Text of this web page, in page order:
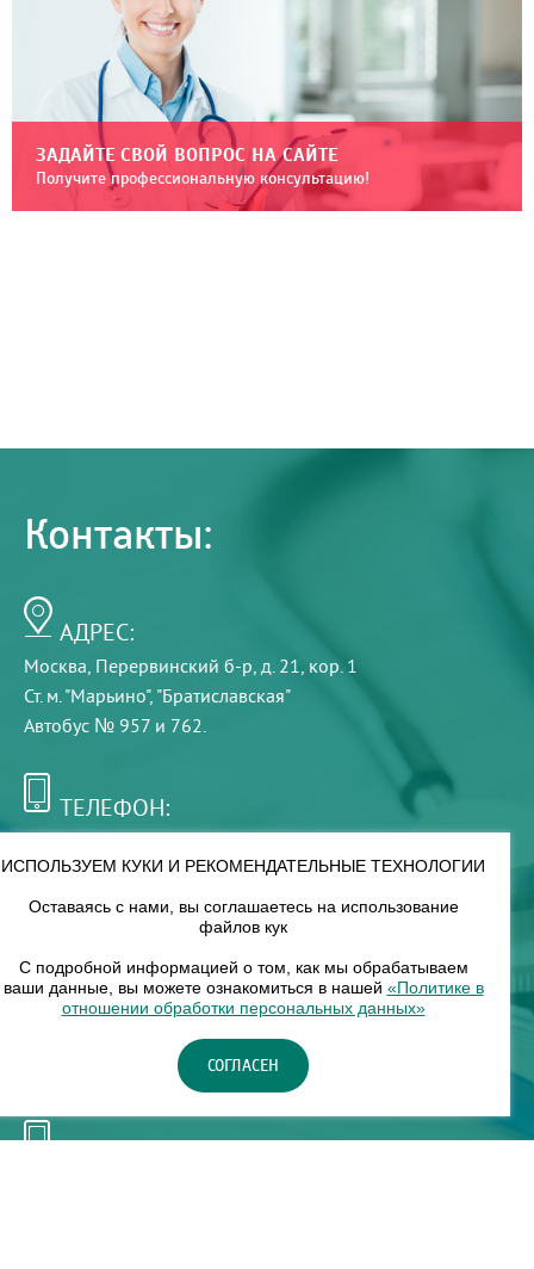
ЗАДАЙТЕ СВОЙ ВОПРОС НА САЙТЕ
Получите профессиональную консультацию!
Контакты:
АДРЕС:
Москва, Перервинский б-р, д. 21, кор. 1
Ст. м. "Марьино", "Братиславская"
Автобус № 957 и 762.
ТЕЛЕФОН:
РЕЖИМ РАБОТЫ:
8 — 18
НАШ ФИЛИАЛ:
Москва, м. Нагорное, Нагорный б-р, д. 19, кор. 1
ИСПОЛЬЗУЕМ КУКИ И РЕКОМЕНДАТЕЛЬНЫЕ ТЕХНОЛОГИИ
Оставаясь с нами, вы соглашаетесь на использование
файлов кук
С подробной информацией о том, как мы обрабатываем
ваши данные, вы можете ознакомиться в нашей «Политике в
отношении обработки персональных данных»
СОГЛАСЕН